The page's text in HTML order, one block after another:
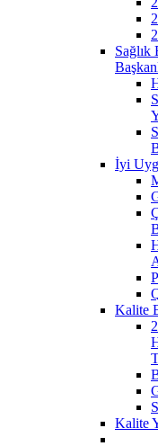
Sağlık
İyi
Kalite
Kalite